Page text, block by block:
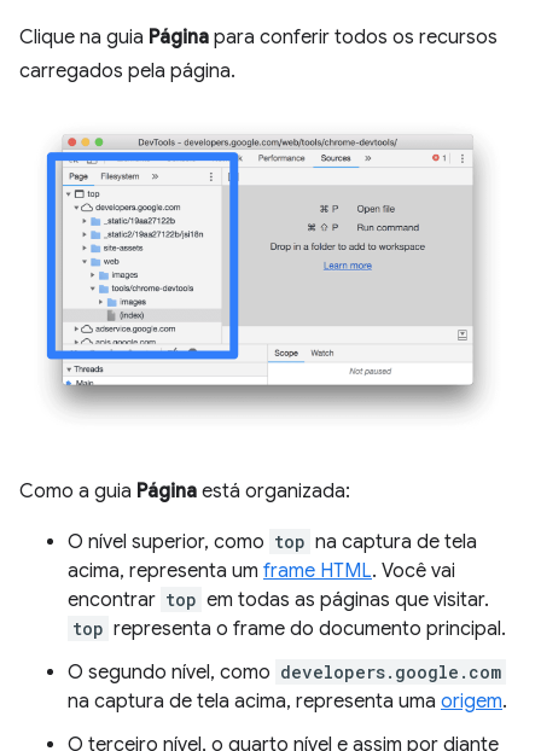
Clique na guia Página para conferir todos os recursos
carregados pela página.
Como a guia Página está organizada:
O nível superior, como top na captura de tela
acima, representa um frame HTML. Você vai
encontrar top em todas as páginas que visitar.
top representa o frame do documento principal.
O segundo nível, como developers.google.com
na captura de tela acima, representa uma origem.
O terceiro nível, o quarto nível e assim por diante